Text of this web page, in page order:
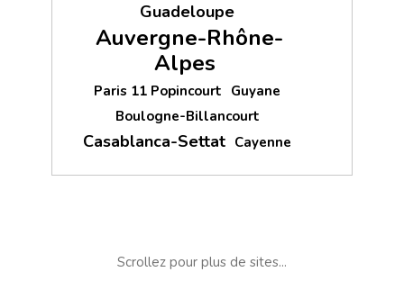
Guadeloupe
Auvergne-Rhône-
Alpes
Paris 11 Popincourt Guyane
Boulogne-Billancourt
Casablanca-Settat Cayenne
Scrollez pour plus de sites...